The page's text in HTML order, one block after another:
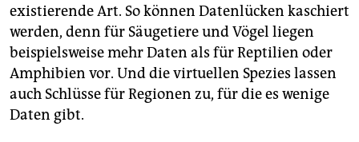
existierende Art. So können Datenlücken kaschiert
werden, denn für Säugetiere und Vögel liegen
beispielsweise mehr Daten als für Reptilien oder
Amphibien vor. Und die virtuellen Spezies lassen
auch Schlüsse für Regionen zu, für die es wenige
Daten gibt.